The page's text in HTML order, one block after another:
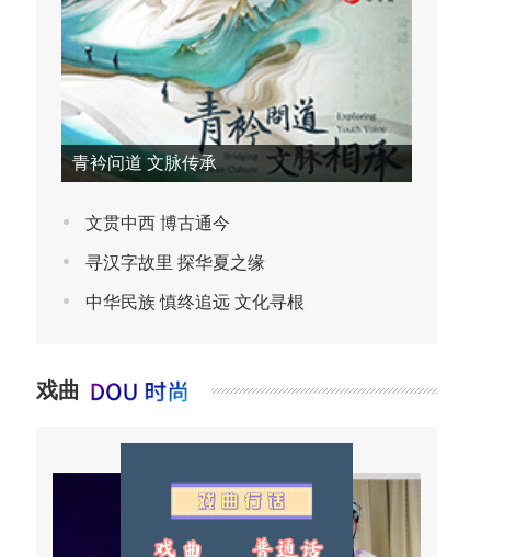
青衿问道 文脉传承
文贯中西 博古通今
寻汉字故里 探华夏之缘
中华民族 慎终追远 文化寻根
戏曲